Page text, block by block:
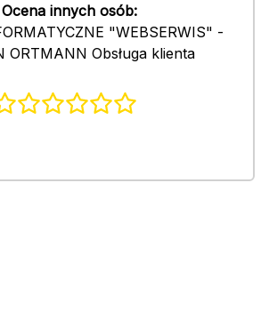
Ocena innych osób:
"WEBSERWIS" -
ORTMANN Obsługa klienta